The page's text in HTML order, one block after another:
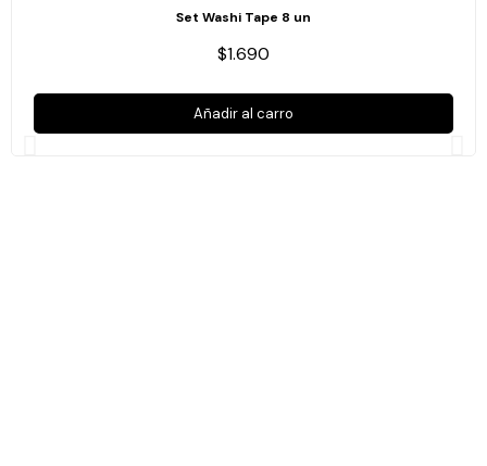
Set Washi Tape 8 un
$1.690
Añadir al carro